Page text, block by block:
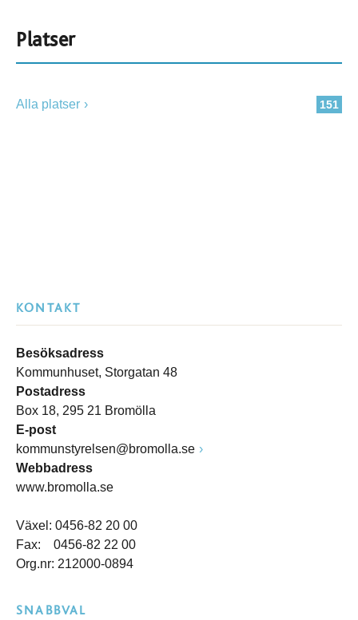
Platser
151
Alla platser
KONTAKT
Besöksadress
Kommunhuset, Storgatan 48
Postadress
Box 18, 295 21 Bromölla
E-post
kommunstyrelsen@bromolla.se
Webbadress
www.bromolla.se
Växel: 0456-82 20 00
Fax: 0456-82 22 00
Org.nr: 212000-0894
SNABBVAL